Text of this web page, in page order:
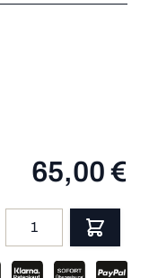
65,00 €